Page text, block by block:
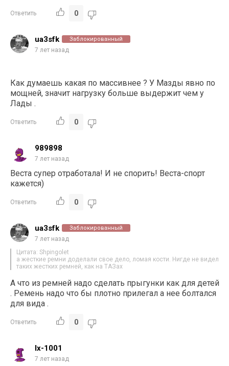
Ответить 0
ua3sfk Заблокированный
7 лет назад
Как думаешь какая по массивнее ? У Мазды явно по
мощней, значит нагрузку больше выдержит чем у
Лады .
Ответить 0
989898
7 лет назад
Веста супер отработала! И не спорить! Веста-спорт
кажется)
Ответить 0
ua3sfk Заблокированный
7 лет назад
Цитата: Shpingolet
а жесткие ремни доделали свое дело, ломая кости. Нигде не видел
таких жестких ремней, как на ТАЗах
А что из ремней надо сделать прыгунки как для детей
. Ремень надо что бы плотно прилегал а нее болтался
для вида .
Ответить 0
lx-1001
7 лет назад